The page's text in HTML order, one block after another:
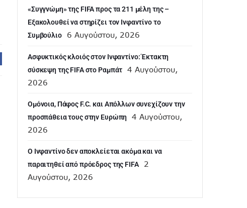
«Συγγνώμη» της FIFA προς τα 211 μέλη της –
Εξακολουθεί να στηρίζει τον Ινφαντίνο το
Συμβούλιο
6 Αυγούστου, 2026
Ασφυκτικός κλοιός στον Ινφαντίνο: Έκτακτη
σύσκεψη της FIFA στο Ραμπάτ
4 Αυγούστου,
2026
Ομόνοια, Πάφος F.C. και Απόλλων συνεχίζουν την
προσπάθεια τους στην Ευρώπη
4 Αυγούστου,
2026
Ο Ινφαντίνο δεν αποκλείεται ακόμα και να
παραιτηθεί από πρόεδρος της FIFA
2
Αυγούστου, 2026